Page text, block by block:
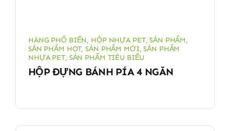
HÀNG PHỔ BIẾN, HỘP NHỰA PET,SẢN PHẨM,
SẢN PHẨM HOT,SẢN PHẨM MỚI,SẢN PHẨM
NHỰA PET, SẢN PHẨM TIÊU BIỂU
HỘP ĐỰNG BÁNH PÍA 4 NGĂN